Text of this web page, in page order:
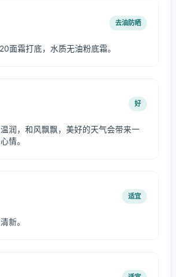
去油防晒
面霜打底，水质无油粉底霜。
好
润，和风飘飘，美好的天气会带来一
情。
适宜
新。